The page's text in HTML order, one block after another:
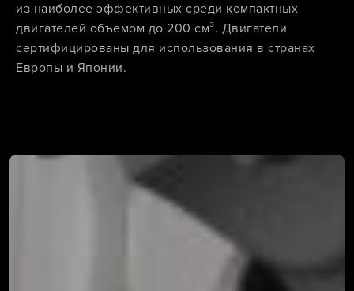
из наиболее эффективных среди компактных
двигателей объемом до 200 см³. Двигатели
сертифицированы для использования в странах
Европы и Японии.